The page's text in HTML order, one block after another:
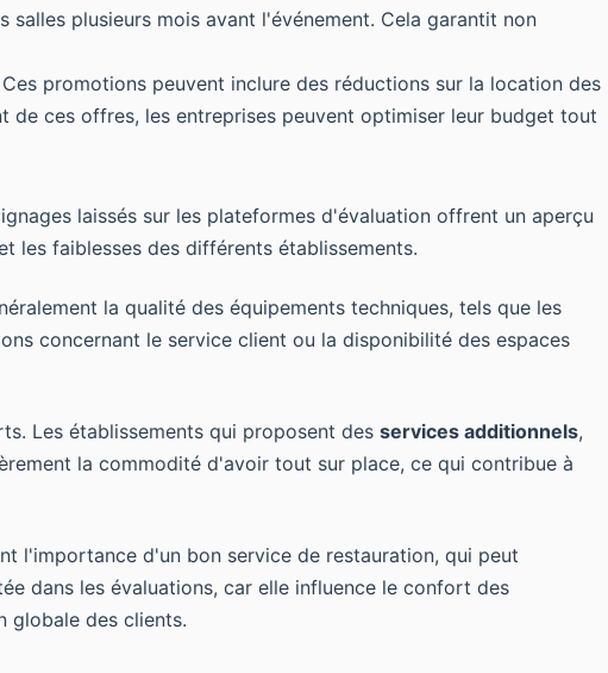
plusieurs mois avant l'événement. Cela garantit non
promotions peuvent inclure des réductions sur la location des
de ces offres, les entreprises peuvent optimiser leur budget tout
laissés sur les plateformes d'évaluation offrent un aperçu
les faiblesses des différents établissements.
la qualité des équipements techniques, tels que les
concernant le service client ou la disponibilité des espaces
Les établissements qui proposent des services additionnels,
la commodité d'avoir tout sur place, ce qui contribue à
l'importance d'un bon service de restauration, qui peut
dans les évaluations, car elle influence le confort des
globale des clients.